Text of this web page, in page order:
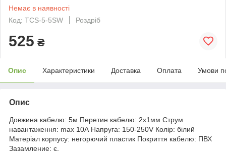
Немає в наявності
Код: TCS-5-5SW
Роздріб
525 ₴
Опис Характеристики Доставка Оплата Умови
Опис
Довжина кабелю: 5м Перетин кабелю: 2х1мм Струм
навантаження: max 10А Напруга: 150-250V Колір: білий
Матеріал корпусу: негорючий пластик Покриття кабелю: ПВХ
Зазамление: є.